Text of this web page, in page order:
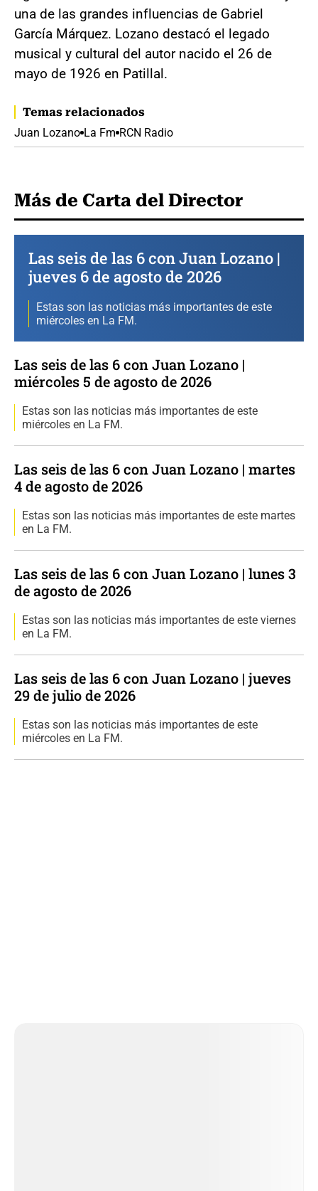
una de las grandes influencias de Gabriel
García Márquez. Lozano destacó el legado
musical y cultural del autor nacido el 26 de
mayo de 1926 en Patillal.
Temas relacionados
Juan Lozano La Fm RCN Radio
Más de Carta del Director
Las seis de las 6 con Juan Lozano |
jueves 6 de agosto de 2026
Estas son las noticias más importantes de este
miércoles en La FM.
Las seis de las 6 con Juan Lozano |
miércoles 5 de agosto de 2026
Estas son las noticias más importantes de este
miércoles en La FM.
Las seis de las 6 con Juan Lozano | martes
4 de agosto de 2026
Estas son las noticias más importantes de este martes
en La FM.
Las seis de las 6 con Juan Lozano | lunes 3
de agosto de 2026
Estas son las noticias más importantes de este viernes
en La FM.
Las seis de las 6 con Juan Lozano | jueves
29 de julio de 2026
Estas son las noticias más importantes de este
miércoles en La FM.